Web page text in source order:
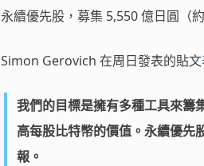
永續優先股，募集 5,550 億日圓（
Simon Gerovich 在周日發表的貼文
我們的目標是擁有多種工具來籌
高每股比特幣的價值。永續優先
報。